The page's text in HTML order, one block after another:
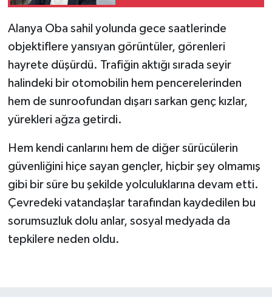
Alanya Oba sahil yolunda gece saatlerinde
objektiflere yansıyan görüntüler, görenleri
hayrete düşürdü. Trafiğin aktığı sırada seyir
halindeki bir otomobilin hem pencerelerinden
hem de sunroofundan dışarı sarkan genç kızlar,
yürekleri ağza getirdi.
Hem kendi canlarını hem de diğer sürücülerin
güvenliğini hiçe sayan gençler, hiçbir şey olmamış
gibi bir süre bu şekilde yolculuklarına devam etti.
Çevredeki vatandaşlar tarafından kaydedilen bu
sorumsuzluk dolu anlar, sosyal medyada da
tepkilere neden oldu.